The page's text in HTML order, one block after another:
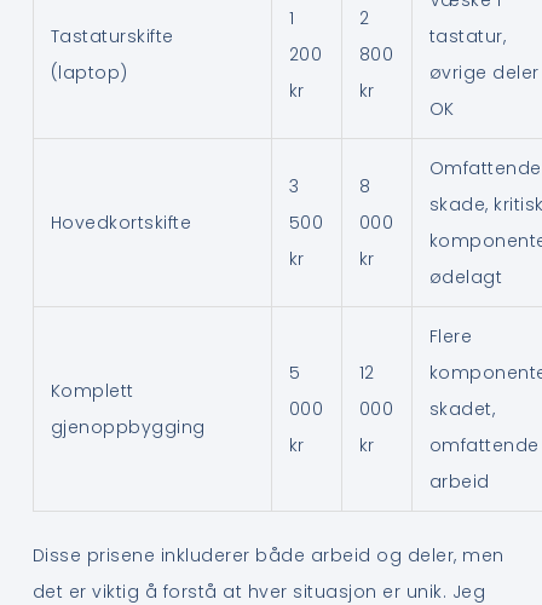
Tastaturskifte
(laptop)
1
200
kr
2
800
kr
tastatur,
øvrige deler
OK
Hovedkortskifte
3
500
kr
8
000
kr
Omfattende
skade,
ødelagt
Komplett
gjenoppbygging
5
000
kr
12
000
kr
Flere
skadet,
omfattende
arbeid
Disse prisene inkluderer både arbeid og deler, men
det er viktig å forstå at hver situasjon er unik. Jeg